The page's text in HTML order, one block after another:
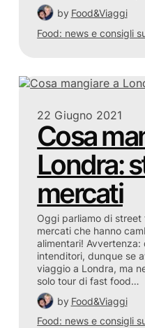
by Food&Viaggi
Food: news e consigli
22 Giugno 2021
Cosa
Londra:
mercati
Oggi parliamo di
mercati che hanno
alimentari!
intenditori, dunque se
viaggio a Londra, ma
solo tour di fast food…
by Food&Viaggi
Food: news e consigli